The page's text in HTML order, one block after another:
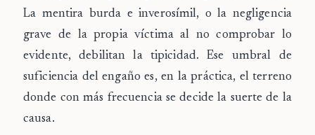
La mentira burda e inverosímil, o la negligencia
grave de la propia víctima al no comprobar lo
evidente, debilitan la tipicidad. Ese umbral de
suficiencia del engaño es, en la práctica, el terreno
donde con más frecuencia se decide la suerte de la
causa.